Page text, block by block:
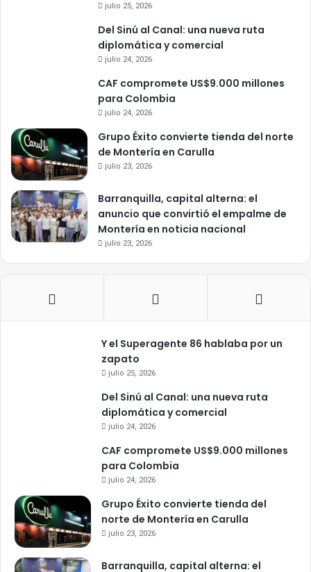
julio 25, 2026
Del Sinú al Canal: una nueva ruta
diplomática y comercial
julio 24, 2026
CAF compromete US$9.000 millones
para Colombia
julio 24, 2026
Grupo Éxito convierte tienda del norte
de Montería en Carulla
julio 23, 2026
Barranquilla, capital alterna: el
anuncio que convirtió el empalme de
Montería en noticia nacional
julio 23, 2026
Y el Superagente 86 hablaba por un
zapato
julio 25, 2026
Del Sinú al Canal: una nueva ruta
diplomática y comercial
julio 24, 2026
CAF compromete US$9.000 millones
para Colombia
julio 24, 2026
Grupo Éxito convierte tienda del
norte de Montería en Carulla
julio 23, 2026
Barranquilla, capital alterna: el